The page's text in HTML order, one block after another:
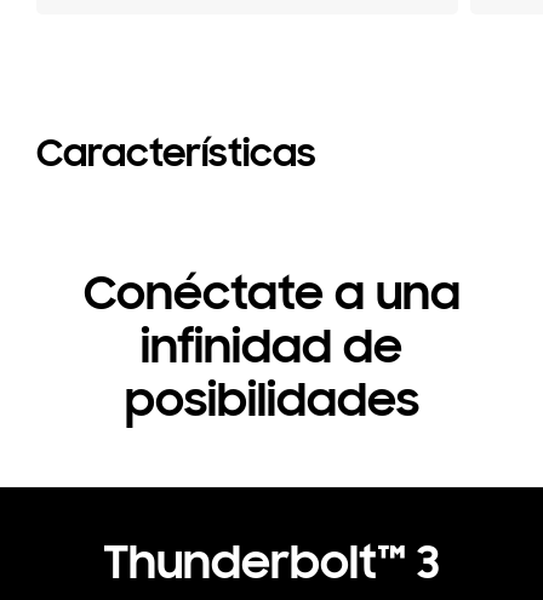
Características
Conéctate a una
infinidad de
posibilidades
Thunderbolt™ 3